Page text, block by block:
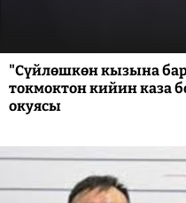
"Сүйлөшкөн кызына
токмоктон кийин каза
окуясы